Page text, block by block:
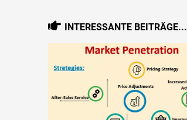
INTERESSANTE BEITRÄGE...